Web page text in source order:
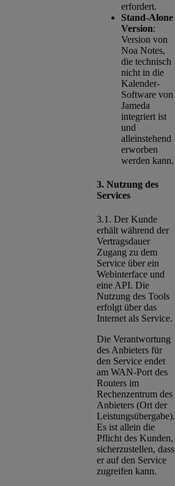
erfordert.
Stand-Alone
Version:
Version von
Noa Notes,
die technisch
nicht in die
Kalender-
Software von
Jameda
integriert ist
und
alleinstehend
erworben
werden kann.
3. Nutzung des
Services
3.1. Der Kunde
erhält während der
Vertragsdauer
Zugang zu dem
Service über ein
Webinterface und
eine API. Die
Nutzung des Tools
erfolgt über das
Internet als Service.
Die Verantwortung
des Anbieters für
den Service endet
am WAN-Port des
Routers im
Rechenzentrum des
Anbieters (Ort der
Leistungsübergabe).
Es ist allein die
Pflicht des Kunden,
sicherzustellen, dass
er auf den Service
zugreifen kann.